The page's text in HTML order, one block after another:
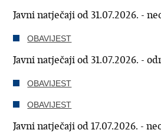
Javni natječaji od 31.07.2026. -
OBAVIJEST
Javni natječaji od 31.07.2026. -
OBAVIJEST
OBAVIJEST
Javni natječaji od 17.07.2026. -